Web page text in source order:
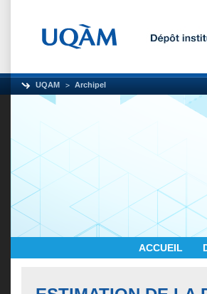
UQAM Archipel
ACCUEIL